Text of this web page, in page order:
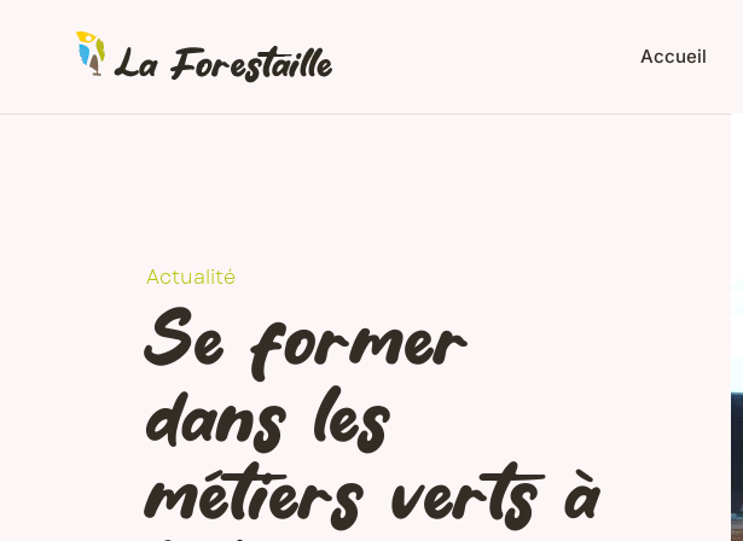
Accueil
Actualité
Se former
dans les
métiers verts à